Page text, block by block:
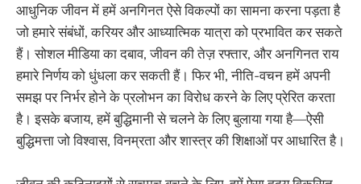
आधुनिक जीवन में हमें अनगिनत ऐसे विकल्पों का सामना करना पड़ता है
जो हमारे संबंधों, करियर और आध्यात्मिक यात्रा को प्रभावित कर सकते
हैं। सोशल मीडिया का दबाव, जीवन की तेज़ रफ्तार, और अनगिनत राय
हमारे निर्णय को धुंधला कर सकती हैं। फिर भी, नीति-वचन हमें अपनी
समझ पर निर्भर होने के प्रलोभन का विरोध करने के लिए प्रेरित करता
है। इसके बजाय, हमें बुद्धिमानी से चलने के लिए बुलाया गया है—ऐसी
बुद्धिमत्ता जो विश्वास, विनम्रता और शास्त्र की शिक्षाओं पर आधारित है।